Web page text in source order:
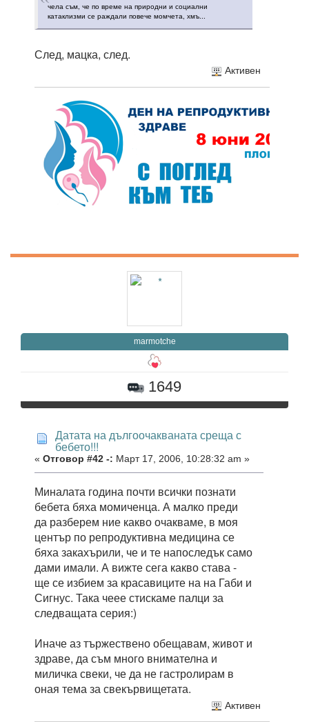
чела съм, че по време на природни и социални
катаклизми се раждали повече момчета, хмъ...
След, мацка, след.
Активен
marmotche
1649
Датата на дългоочакваната среща с
бебето!!!
« Отговор #42 -: Март 17, 2006, 10:28:32 am »
Миналата година почти всички познати
бебета бяха момиченца. А малко преди
да разберем ние какво очакваме, в моя
център по репродуктивна медицина се
бяха закахърили, че и те напоследък само
дами имали. А вижте сега какво става -
ще се избием за красавиците на на Габи и
Сигнус. Така чеее стискаме палци за
следващата серия:)
Иначе аз тържествено обещавам, живот и
здраве, да съм много внимателна и
миличка свеки, че да не гастролирам в
оная тема за свекървищетата.
Активен